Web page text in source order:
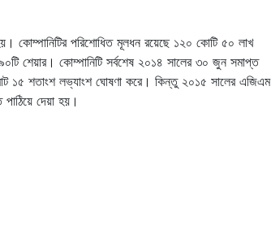
কোম্পানিটির পরিশোধিত মূলধন রয়েছে ১২০ কোটি ৫০ লাখ
শেয়ার। কোম্পানিটি সর্বশেষ ২০১৪ সালের ৩০ জুন সমাপ্ত
১৫ শতাংশ লভ্যাংশ ঘোষণা করে। কিন্তু ২০১৫ সালের এজিএম
পাঠিয়ে দেয়া হয়।